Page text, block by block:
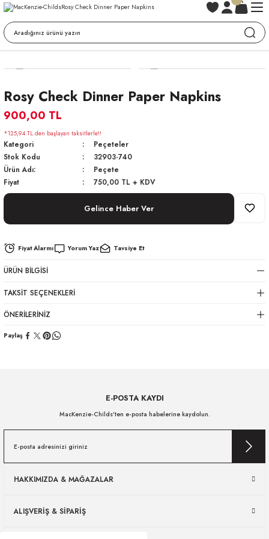
Rosy Check Dinner Paper Napkins
900,00 TL
*125,94 TL den başlayan taksitlerle!!
Kategori
Peçeteler
Stok Kodu
32903-740
Ürün Adı:
Peçete
Fiyat
750,00 TL + KDV
Gelince Haber Ver
Fiyat Alarmı Yorum Yaz Tavsiye Et
ÜRÜN BILGISI
TAKSIT SEÇENEKLERI
ÖNERILERINIZ
Paylaş
E-POSTA KAYDI
MacKenzie-Childs’ten e-posta habelerine kaydolun.
HAKKIMIZDA & MAĞAZALAR
ALIŞVERİŞ & SİPARİŞ